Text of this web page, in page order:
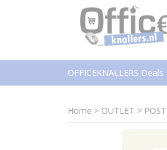
OFFICEKNALLERS Deals
Home > OUTLET >